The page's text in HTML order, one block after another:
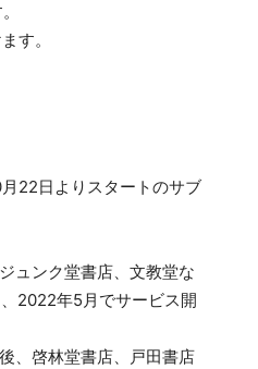
す。
ュンク堂書店、文教堂な
2022年5月でサービス開
、啓林堂書店、戸田書店